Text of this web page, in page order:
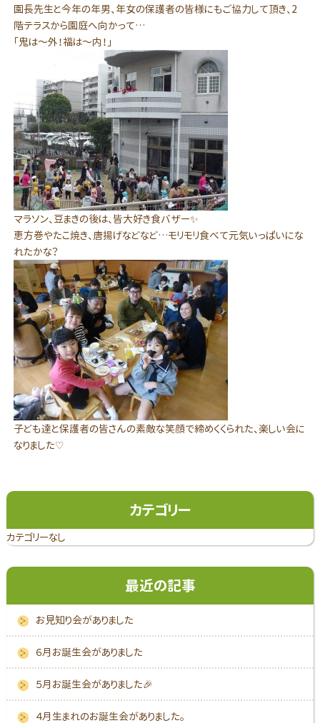
園長先生と今年の年男、年女の保護者の皆様にもご協力して頂き、2
階テラスから園庭へ向かって…
「鬼は～外！福は～内！」
マラソン、豆まきの後は、皆大好き食バザー✨
恵方巻やたこ焼き、唐揚げなどなど…モリモリ食べて元気いっぱいにな
れたかな？
子ども達と保護者の皆さんの素敵な笑顔で締めくくられた、楽しい会に
なりました♡
カテゴリー
カテゴリーなし
最近の記事
お見知り会がありました
６月お誕生会がありました
５月お誕生会がありました🎉
４月生まれのお誕生会がありました。